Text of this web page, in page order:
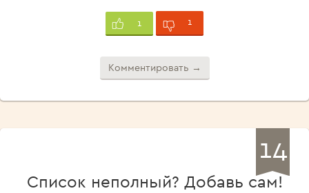
1 1
Комментировать →
14
Список неполный? Добавь сам!